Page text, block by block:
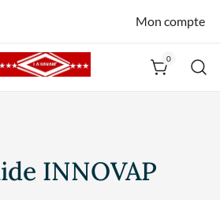
Mon compte
0
INNOVAP